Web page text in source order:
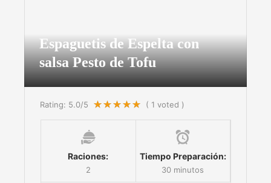
Espaguetis de Espelta con
salsa Pesto de Tofu
Rating: 5.0/5 ( 1 voted )
Raciones:
2
Tiempo Preparación:
30 minutos